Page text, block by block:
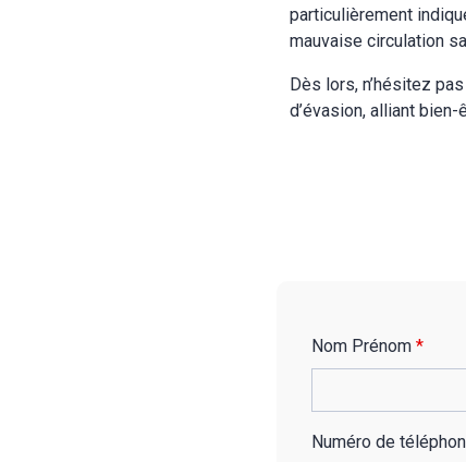
particulièrement
mauvaise circulation
Dès lors, n’hésitez
d’évasion, alliant
Nom Prénom *
Numéro de